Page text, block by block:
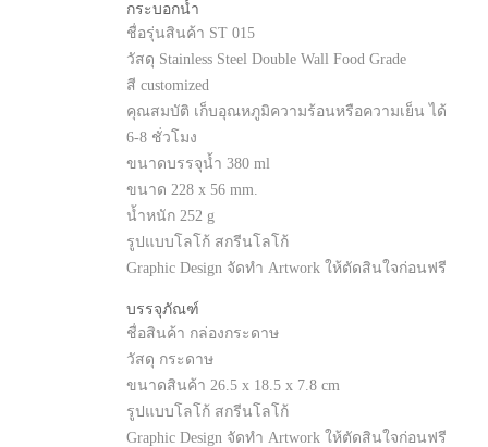
กระบอกน้ำ
ชื่อรุ่นสินค้า ST 015
วัสดุ Stainless Steel Double Wall Food Grade
สี customized
คุณสมบัติ เก็บอุณหภูมิความร้อนหรือความเย็น ได้
6-8 ชั่วโมง
ขนาดบรรจุน้ำ 380 ml
ขนาด 228 x 56 mm.
น้ำหนัก 252 g
รูปแบบโลโก้ สกรีนโลโก้
Graphic Design จัดทำ Artwork ให้ตัดสินใจก่อนฟรี
บรรจุภัณฑ์
ชื่อสินค้า กล่องกระดาษ
วัสดุ กระดาษ
ขนาดสินค้า 26.5 x 18.5 x 7.8 cm
รูปแบบโลโก้ สกรีนโลโก้
Graphic Design จัดทำ Artwork ให้ตัดสินใจก่อนฟรี